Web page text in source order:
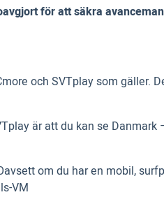
för att säkra
och SVTplay som gäller.
är att du kan se
om du har en mobil,
VM